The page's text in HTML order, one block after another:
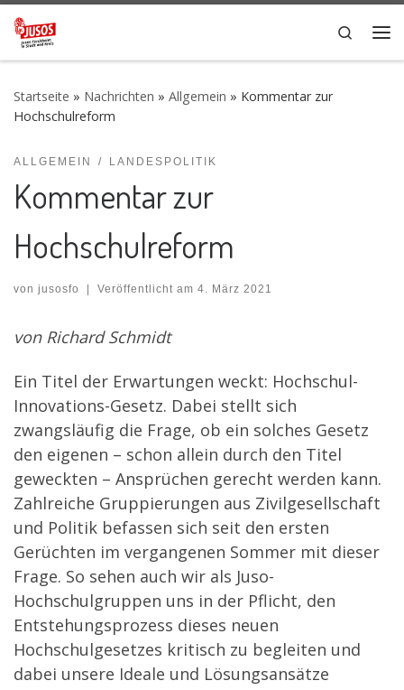
Zum Inhalt springen
Search
Startseite » Nachrichten » Allgemein » Kommentar zur
Hochschulreform
ALLGEMEIN LANDESPOLITIK
Kommentar zur
Hochschulreform
von jusosfo | Veröffentlicht am 4. März 2021
von Richard Schmidt
Ein Titel der Erwartungen weckt: Hochschul-
Innovations-Gesetz. Dabei stellt sich
zwangsläufig die Frage, ob ein solches Gesetz
den eigenen – schon allein durch den Titel
geweckten – Ansprüchen gerecht werden kann.
Zahlreiche Gruppierungen aus Zivilgesellschaft
und Politik befassen sich seit den ersten
Gerüchten im vergangenen Sommer mit dieser
Frage. So sehen auch wir als Juso-
Hochschulgruppen uns in der Pflicht, den
Entstehungsprozess dieses neuen
Hochschulgesetzes kritisch zu begleiten und
dabei unsere Ideale und Lösungsansätze